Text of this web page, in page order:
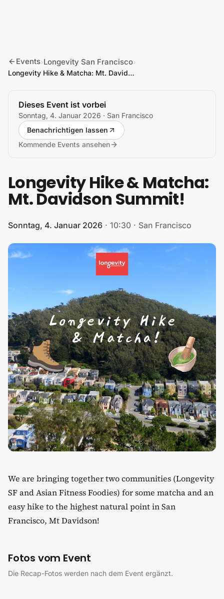
Events›Longevity San Francisco›
Longevity Hike & Matcha: Mt. Davidson Summit!
Dieses Event ist vorbei
Sonntag, 4. Januar 2026 · San Francisco
Benachrichtigen lassen
Kommende Events ansehen
Longevity Hike & Matcha:
Mt. Davidson Summit!
Sonntag, 4. Januar 2026 · 10:30 · San Francisco
We are bringing together two communities (Longevity
SF and Asian Fitness Foodies) for some matcha and an
easy hike to the highest natural point in San
Francisco, Mt Davidson!
Fotos vom Event
Die Recap-Fotos werden nach dem Event ergänzt.